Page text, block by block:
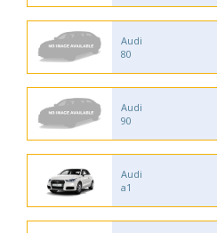
Audi
80
Audi
90
Audi
a1